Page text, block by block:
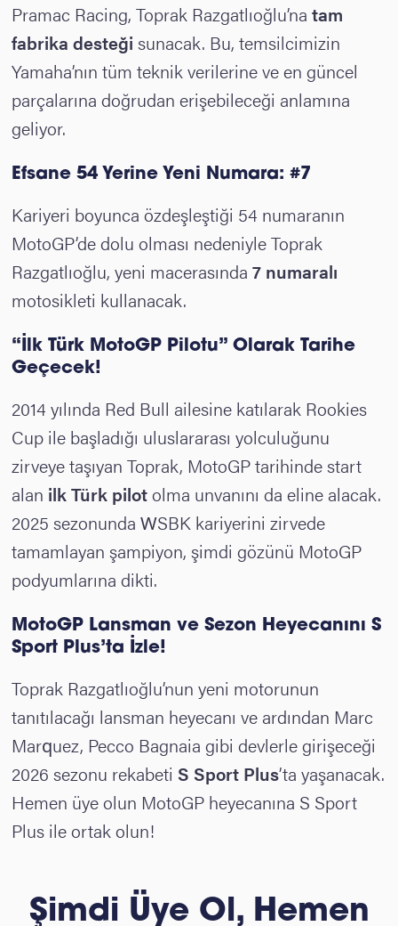
Pramac Racing, Toprak Razgatlıoğlu’na tam
fabrika desteği sunacak. Bu, temsilcimizin
Yamaha’nın tüm teknik verilerine ve en güncel
parçalarına doğrudan erişebileceği anlamına
geliyor.
Efsane 54 Yerine Yeni Numara: #7
Kariyeri boyunca özdeşleştiği 54 numaranın
MotoGP’de dolu olması nedeniyle Toprak
Razgatlıoğlu, yeni macerasında 7 numaralı
motosikleti kullanacak.
“İlk Türk MotoGP Pilotu” Olarak Tarihe
Geçecek!
2014 yılında Red Bull ailesine katılarak Rookies
Cup ile başladığı uluslararası yolculuğunu
zirveye taşıyan Toprak, MotoGP tarihinde start
alan ilk Türk pilotolma unvanını da eline alacak.
2025 sezonunda WSBK kariyerini zirvede
tamamlayan şampiyon, şimdi gözünü MotoGP
podyumlarına dikti.
MotoGP Lansman ve Sezon Heyecanını S
Sport Plus’ta İzle!
Toprak Razgatlıoğlu’nun yeni motorunun
tanıtılacağı lansman heyecanı ve ardından Marc
Marquez, Pecco Bagnaia gibi devlerle girişeceği
2026 sezonu rekabeti S Sport Plus’ta yaşanacak.
Hemen üye olun MotoGP heyecanına S Sport
Plus ile ortak olun!
Şimdi Üye Ol, Hemen